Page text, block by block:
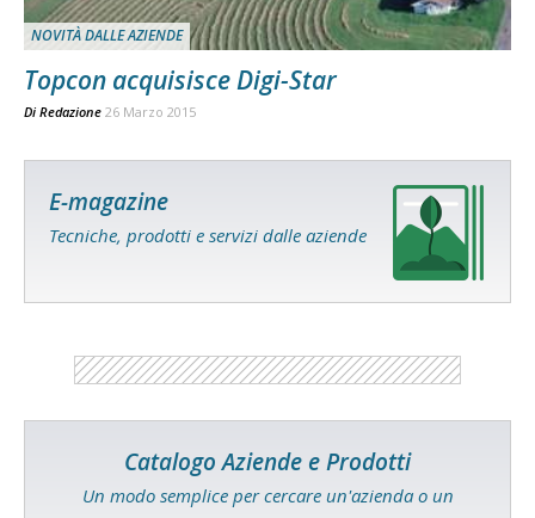
NOVITÀ DALLE AZIENDE
Topcon acquisisce Digi-Star
Di Redazione 26 Marzo 2015
E-magazine
Tecniche, prodotti e servizi dalle aziende
Catalogo Aziende e Prodotti
Un modo semplice per cercare un'azienda o un